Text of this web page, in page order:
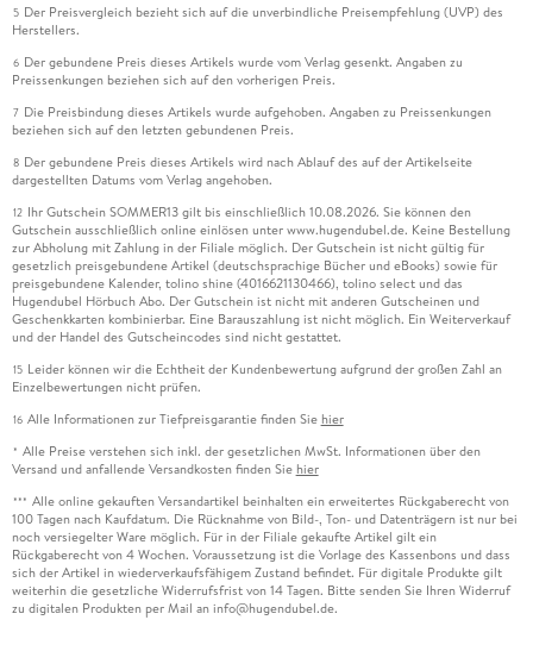
5 Der Preisvergleich bezieht sich auf die unverbindliche Preisempfehlung (UVP) des
Herstellers.
6 Der gebundene Preis dieses Artikels wurde vom Verlag gesenkt. Angaben zu
Preissenkungen beziehen sich auf den vorherigen Preis.
7 Die Preisbindung dieses Artikels wurde aufgehoben. Angaben zu Preissenkungen
beziehen sich auf den letzten gebundenen Preis.
8 Der gebundene Preis dieses Artikels wird nach Ablauf des auf der Artikelseite
dargestellten Datums vom Verlag angehoben.
12 Ihr Gutschein SOMMER13 gilt bis einschließlich 10.08.2026. Sie können den
Gutschein ausschließlich online einlösen unter www.hugendubel.de. Keine Bestellung
zur Abholung mit Zahlung in der Filiale möglich. Der Gutschein ist nicht gültig für
gesetzlich preisgebundene Artikel (deutschsprachige Bücher und eBooks) sowie für
preisgebundene Kalender, tolino shine (4016621130466), tolino select und das
Hugendubel Hörbuch Abo. Der Gutschein ist nicht mit anderen Gutscheinen und
Geschenkkarten kombinierbar. Eine Barauszahlung ist nicht möglich. Ein Weiterverkauf
und der Handel des Gutscheincodes sind nicht gestattet.
15 Leider können wir die Echtheit der Kundenbewertung aufgrund der großen Zahl an
Einzelbewertungen nicht prüfen.
16 Alle Informationen zur Tiefpreisgarantie finden Sie hier
* Alle Preise verstehen sich inkl. der gesetzlichen MwSt. Informationen über den
Versand und anfallende Versandkosten finden Sie hier
*** Alle online gekauften Versandartikel beinhalten ein erweitertes Rückgaberecht von
100 Tagen nach Kaufdatum. Die Rücknahme von Bild-, Ton- und Datenträgern ist nur bei
noch versiegelter Ware möglich. Für in der Filiale gekaufte Artikel gilt ein
Rückgaberecht von 4 Wochen. Voraussetzung ist die Vorlage des Kassenbons und dass
sich der Artikel in wiederverkaufsfähigem Zustand befindet. Für digitale Produkte gilt
weiterhin die gesetzliche Widerrufsfrist von 14 Tagen. Bitte senden Sie Ihren Widerruf
zu digitalen Produkten per Mail an info@hugendubel.de.